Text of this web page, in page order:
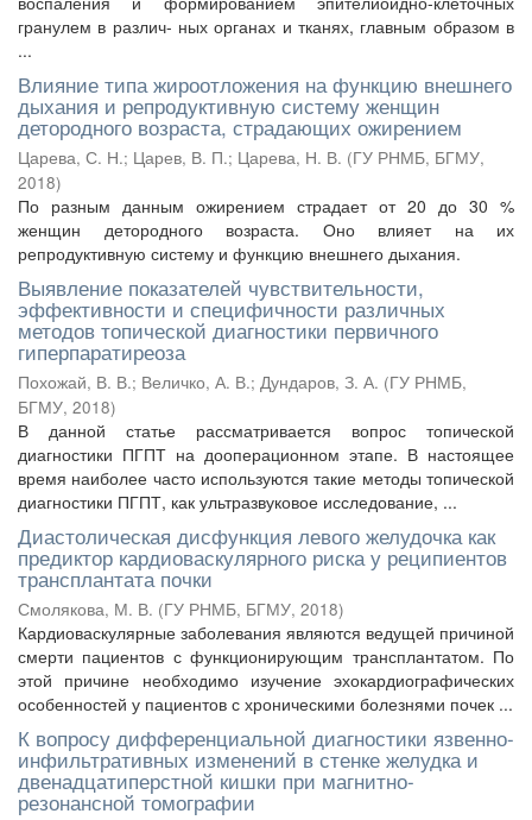
гранулем в различ- ных органах и тканях, главным образом в
...
Влияние типа жироотложения на функцию внешнего
дыхания и репродуктивную систему женщин
детородного возраста, страдающих ожирением
Царева, С. Н.; Царев, В. П.; Царева, Н. В. (ГУ РНМБ, БГМУ,
2018)
По разным данным ожирением страдает от 20 до 30 %
женщин детородного возраста. Оно влияет на их
репродуктивную систему и функцию внешнего дыхания.
Выявление показателей чувствительности,
эффективности и специфичности различных
методов топической диагностики первичного
гиперпаратиреоза
Похожай, В. В.; Величко, А. В.; Дундаров, З. А. (ГУ РНМБ,
БГМУ, 2018)
В данной статье рассматривается вопрос топической
диагностики ПГПТ на дооперационном этапе. В настоящее
время наиболее часто используются такие методы топической
диагностики ПГПТ, как ультразвуковое исследование, ...
Диастолическая дисфункция левого желудочка как
предиктор кардиоваскулярного риска у реципиентов
трансплантата почки
Смолякова, М. В. (ГУ РНМБ, БГМУ, 2018)
Кардиоваскулярные заболевания являются ведущей причиной
смерти пациентов с функционирующим трансплантатом. По
этой причине необходимо изучение эхокардиографических
особенностей у пациентов с хроническими болезнями почек ...
К вопросу дифференциальной диагностики язвенно-
инфильтративных изменений в стенке желудка и
двенадцатиперстной кишки при магнитно-
резонансной томографии